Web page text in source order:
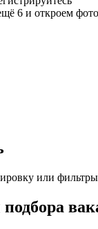
6 и откроем фото
или фильтры